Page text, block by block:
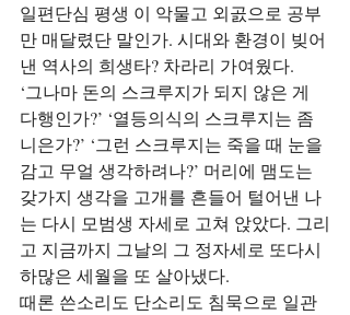
일편단심 평생 이 악물고 외곬으로 공부
만 매달렸단 말인가. 시대와 환경이 빚어
낸 역사의 희생타? 차라리 가여웠다.
‘그나마 돈의 스크루지가 되지 않은 게
다행인가?’ ‘열등의식의 스크루지는 좀
니은가?’ ‘그런 스크루지는 죽을 때 눈을
감고 무얼 생각하려나?’ 머리에 맴도는
갖가지 생각을 고개를 흔들어 털어낸 나
는 다시 모범생 자세로 고쳐 앉았다. 그리
고 지금까지 그날의 그 정자세로 또다시
하많은 세월을 또 살아냈다.
때론 쓴소리도 단소리도 침묵으로 일관